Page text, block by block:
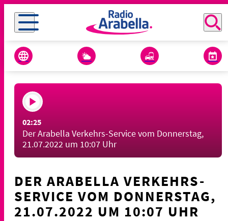
02:25
Der Arabella Verkehrs-Service vom Donnerstag,
21.07.2022 um 10:07 Uhr
DER ARABELLA VERKEHRS-
SERVICE VOM DONNERSTAG,
21.07.2022 UM 10:07 UHR